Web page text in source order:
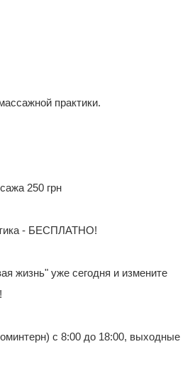
практики.
250 грн
- БЕСПЛАТНО!
жизнь" уже сегодня и измените
с 8:00 до 18:00, выходные